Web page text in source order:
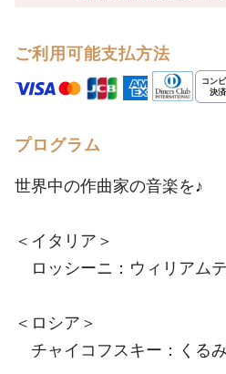
ご利用可能支払方法
プログラム
世界中の作曲家の音楽を♪
＜イタリア＞
ロッシーニ：ウィリアム
＜ロシア＞
チャイコフスキー：くる